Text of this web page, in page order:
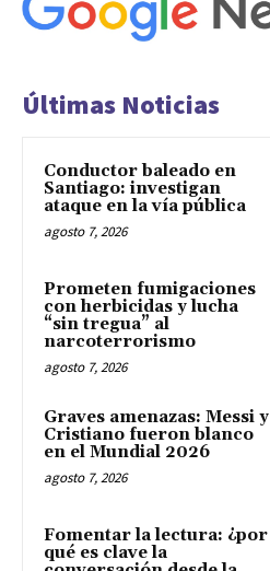
Últimas Noticias
Conductor baleado en
Santiago: investigan
ataque en la vía pública
agosto 7, 2026
Prometen fumigaciones
con herbicidas y lucha
“sin tregua” al
narcoterrorismo
agosto 7, 2026
Graves amenazas: Messi y
Cristiano fueron blanco
en el Mundial 2026
agosto 7, 2026
Fomentar la lectura: ¿por
qué es clave la